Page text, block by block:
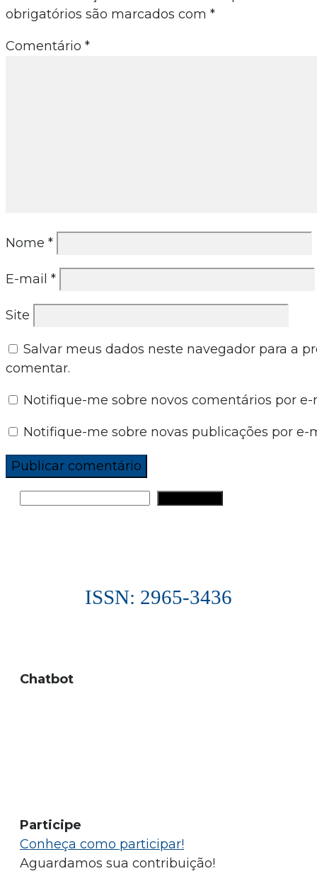
obrigatórios são marcados com *
Comentário *
Nome *
E-mail *
Site
Salvar meus dados neste navegador para a
comentar.
Notifique-me sobre novos comentários por e-
Notifique-me sobre novas publicações por e-
ISSN: 2965-3436
Chatbot
Participe
Conheça como participar!
Aguardamos sua contribuição!